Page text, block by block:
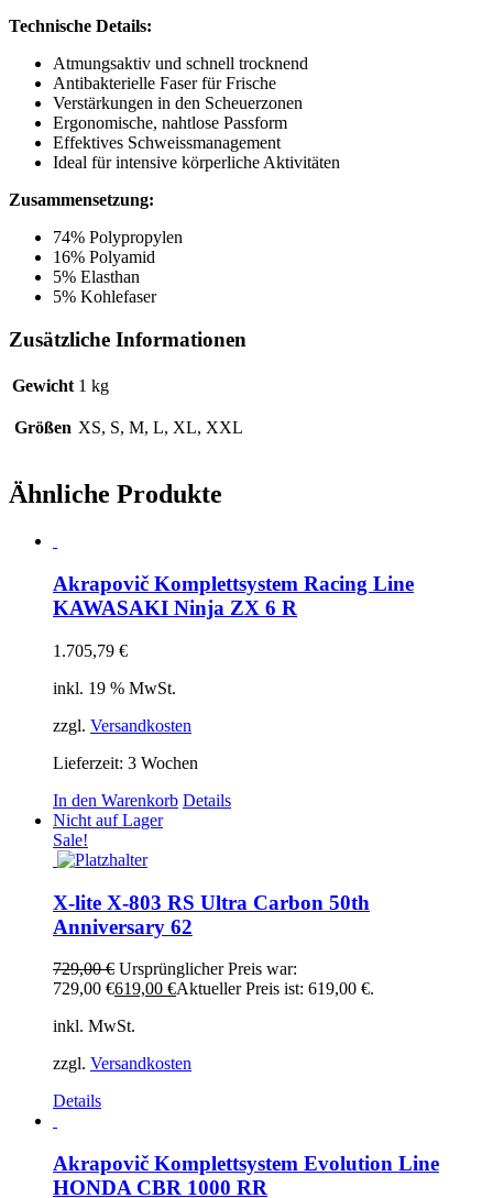
Technische Details:
Atmungsaktiv und schnell trocknend
Antibakterielle Faser für Frische
Verstärkungen in den Scheuerzonen
Ergonomische, nahtlose Passform
Effektives Schweissmanagement
Ideal für intensive körperliche Aktivitäten
Zusammensetzung:
74% Polypropylen
16% Polyamid
5% Elasthan
5% Kohlefaser
Zusätzliche Informationen
Gewicht 1 kg
Größen XS, S, M, L, XL, XXL
Ähnliche Produkte
Akrapovič Komplettsystem Racing Line
KAWASAKI Ninja ZX 6 R
1.705,79 €
inkl. 19 % MwSt.
zzgl. Versandkosten
Lieferzeit: 3 Wochen
In den Warenkorb Details
Nicht auf Lager
Sale!
X-lite X-803 RS Ultra Carbon 50th
Anniversary 62
729,00€ Ursprünglicher Preis war:
729,00 €619,00 €Aktueller Preis ist: 619,00 €.
inkl. MwSt.
zzgl. Versandkosten
Details
Akrapovič Komplettsystem Evolution Line
HONDA CBR 1000 RR